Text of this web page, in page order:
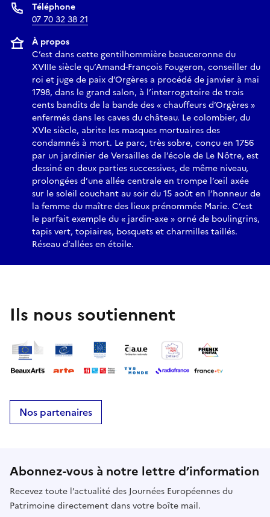
Téléphone
07 70 32 38 21
À propos
C’est dans cette gentilhommière beauceronne du
XVIIIe siècle qu’Amand-François Fougeron, conseiller du
roi et juge de paix d’Orgères a procédé de janvier à mai
1798, dans le grand salon, à l’interrogatoire de trois
cents bandits de la bande des « chauffeurs d’Orgères »
enfermés dans les caves du château. Le colombier, du
XVIe siècle, abrite les masques mortuaires des
condamnés à mort. Le parc, très sobre, conçu en 1756
par un jardinier de Versailles de l’école de Le Nôtre, est
dessiné en deux parties successives, de même niveau,
prolongées d’une allée centrale en trompe l’œil axée
sur le soleil couchant au soir du 15 août en l’honneur de
la femme du maître des lieux prénommée Marie. C’est
le parfait exemple du « jardin-axe » orné de boulingrins,
tapis vert, topiaires, bosquets et charmilles taillés.
Réseau d’allées en étoile.
Ils nous soutiennent
Nos partenaires
Abonnez-vous à notre lettre d’information
Recevez toute l’actualité des Journées Européennes du
Patrimoine directement dans votre boîte mail.